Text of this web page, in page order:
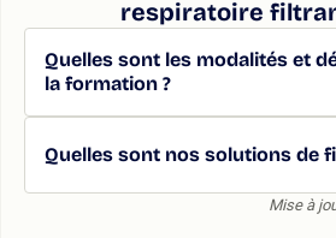
respiratoire
Quelles sont les modalités et
la formation ?
Quelles sont nos solutions de
Mise à